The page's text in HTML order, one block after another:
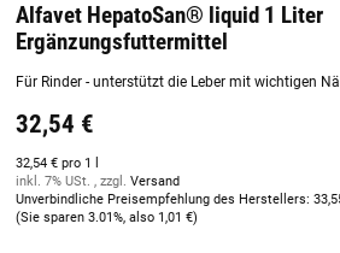
Alfavet HepatoSan® liquid 1 Liter
Ergänzungsfuttermittel
Für Rinder - unterstützt die Leber mit wichtigen
32,54 €
32,54 € pro 1 l
inkl. 7% USt. , zzgl. Versand
Unverbindliche Preisempfehlung des Herstellers:
(Sie sparen 3.01%, also 1,01 €)